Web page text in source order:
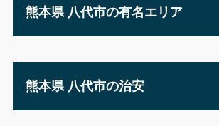
熊本県 八代市の有名エリア
熊本県 八代市の治安